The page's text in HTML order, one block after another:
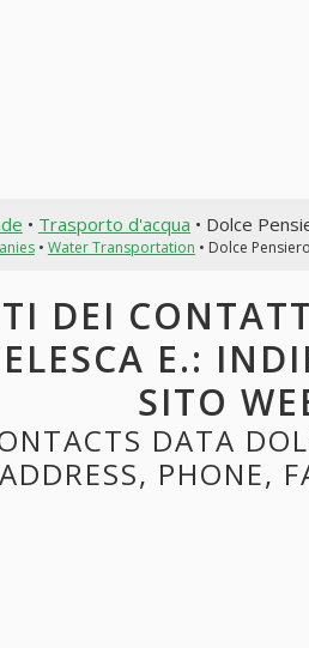
• Trasporto d'acqua • Dolce
• Water Transportation • Dolce
DEI
E.:
SITO
DATA
ADDRESS, PHONE,